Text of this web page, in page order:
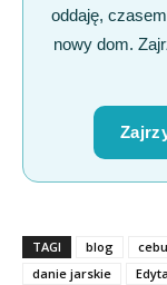
oddaję,
nowy dom.
TAGI blog
danie jarskie